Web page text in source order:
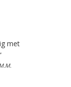
met